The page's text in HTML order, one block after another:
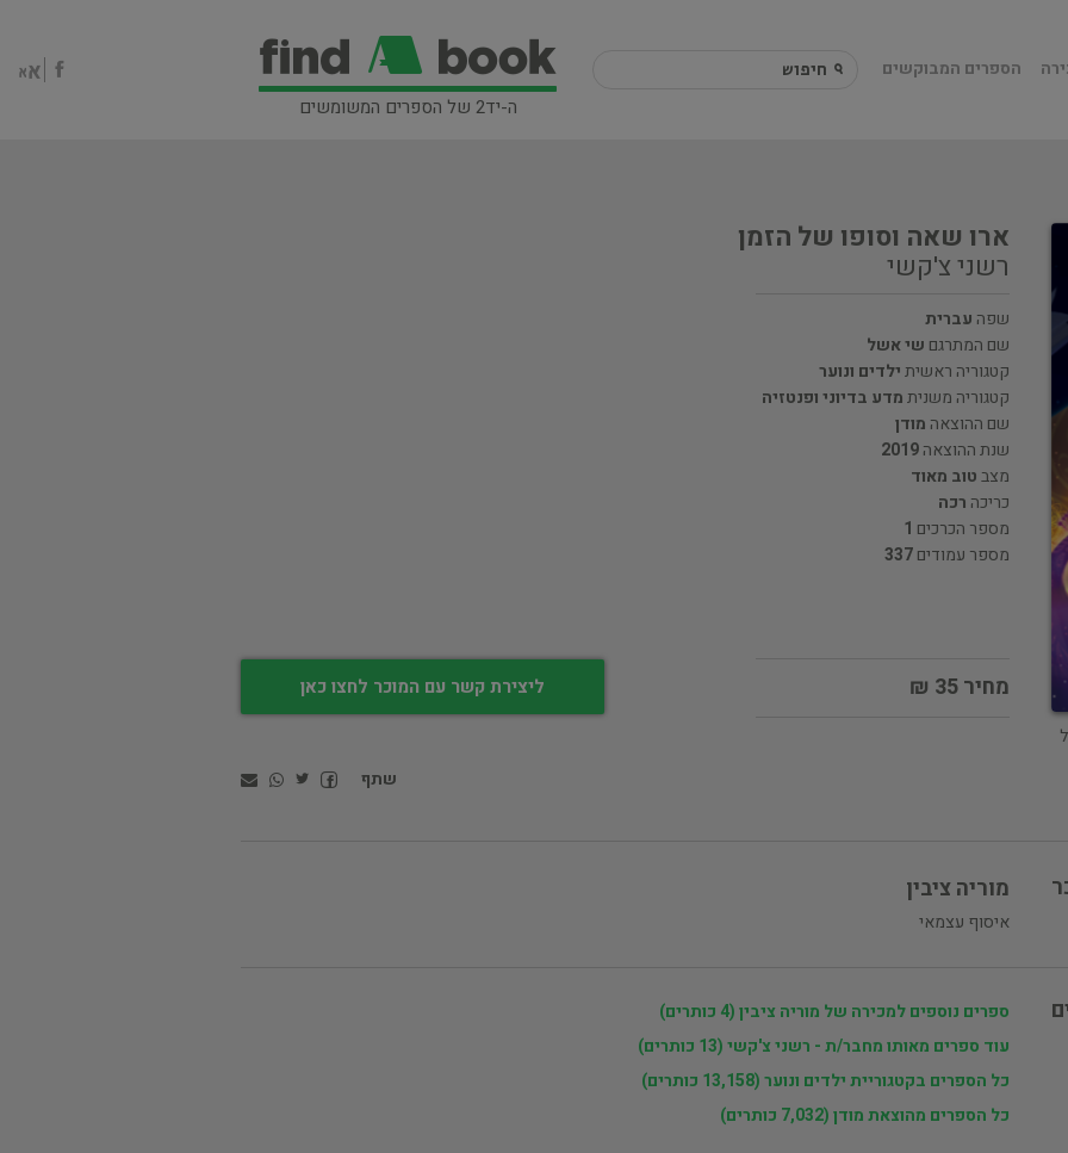
ה-יד2 של הספרים המשומשים
הספרים המבוקשים
ארו שאה וסופו של הזמן
רשני צ'קשי
שפה עברית
שם המתרגם שי אשל
קטגוריה ראשיתילדים ונוער
קטגוריה משניתמדע בדיוני ופנטזיה
שם ההוצאה מודן
שנת ההוצאה2019
מצבטוב מאוד
כריכה רכה
מספר הכרכים 1
מספר עמודים337
מחיר 35 ₪ ליצירת קשר עם המוכר לחצו כאן
שתף
מוריה ציבין
איסוף עצמאי
ספרים נוספים למכירה של מוריה ציבין (4 כותרים)
עוד ספרים מאותו מחבר/ת - רשני צ'קשי (13 כותרים)
כל הספרים בקטגוריית ילדים ונוער (13,158 כותרים)
כל הספרים מהוצאת מודן (7,032 כותרים)